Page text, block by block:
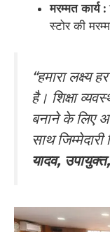
मरम्मत कार्य :
स्टोर की
“हमारा लक्ष्य
है। शिक्षा
बनाने के लिए
साथ
यादव,